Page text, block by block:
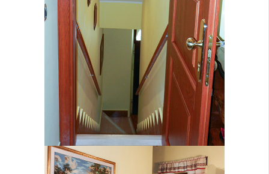
Ingresso e Scale
Stanza Giove